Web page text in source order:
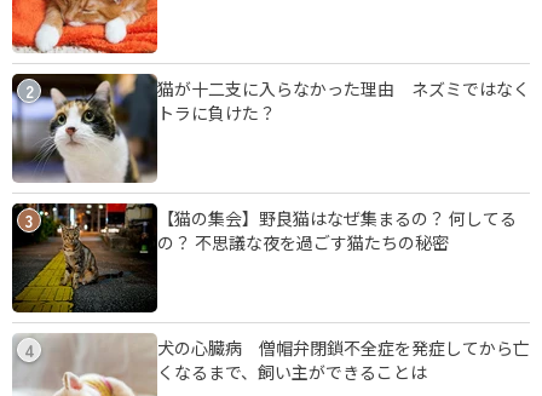
2
猫が十二支に入らなかった理由 ネズミではなく
トラに負けた？
3
【猫の集会】野良猫はなぜ集まるの？ 何してる
の？ 不思議な夜を過ごす猫たちの秘密
4
犬の心臓病 僧帽弁閉鎖不全症を発症してから亡
くなるまで、飼い主ができることは